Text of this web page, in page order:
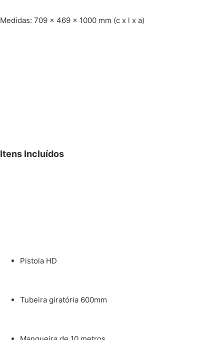
Medidas: 709 x 469 x 1000 mm (c x l x a)
Itens Incluídos
Pistola HD
Tubeira giratória 600mm